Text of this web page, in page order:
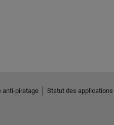
anti-piratage Statut des applications